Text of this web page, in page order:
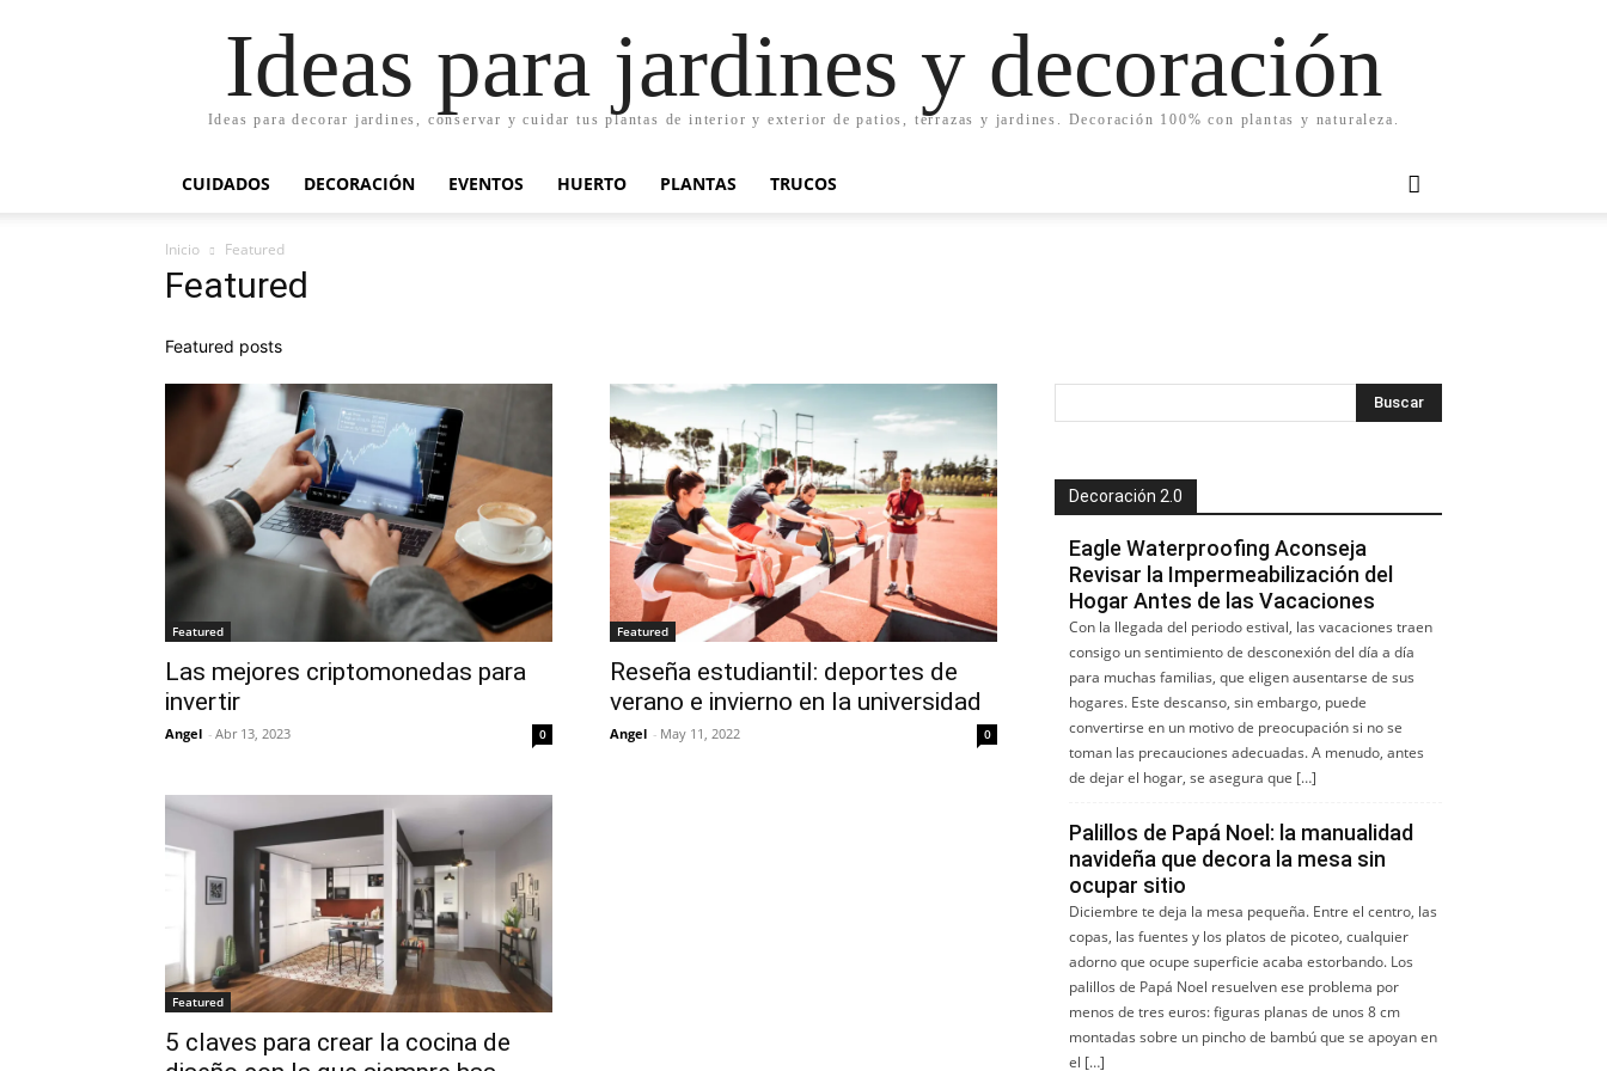
Ideas para jardines y decoración
Ideas para decorar jardines, conservar y cuidar tus plantas de interior y exterior de patios, terrazas y jardines. Decoración 100% con plantas y naturaleza.
CUIDADOS DECORACIÓN EVENTOS HUERTO PLANTAS TRUCOS
Inicio Featured
Featured
Featured posts
Featured
Las mejores criptomonedas para
invertir
Angel - Abr 13, 2023 0
Featured
Reseña estudiantil: deportes de
verano e invierno en la universidad
Angel - May 11, 2022 0
Featured
5 claves para crear la cocina de
Decoración 2.0
Eagle Waterproofing Aconseja
Revisar la Impermeabilización del
Hogar Antes de las Vacaciones
Con la llegada del periodo estival, las vacaciones traen
consigo un sentimiento de desconexión del día a día
para muchas familias, que eligen ausentarse de sus
hogares. Este descanso, sin embargo, puede
convertirse en un motivo de preocupación si no se
toman las precauciones adecuadas. A menudo, antes
de dejar el hogar, se asegura que […]
Palillos de Papá Noel: la manualidad
navideña que decora la mesa sin
ocupar sitio
Diciembre te deja la mesa pequeña. Entre el centro, las
copas, las fuentes y los platos de picoteo, cualquier
adorno que ocupe superficie acaba estorbando. Los
palillos de Papá Noel resuelven ese problema por
menos de tres euros: figuras planas de unos 8 cm
montadas sobre un pincho de bambú que se apoyan en
el […]